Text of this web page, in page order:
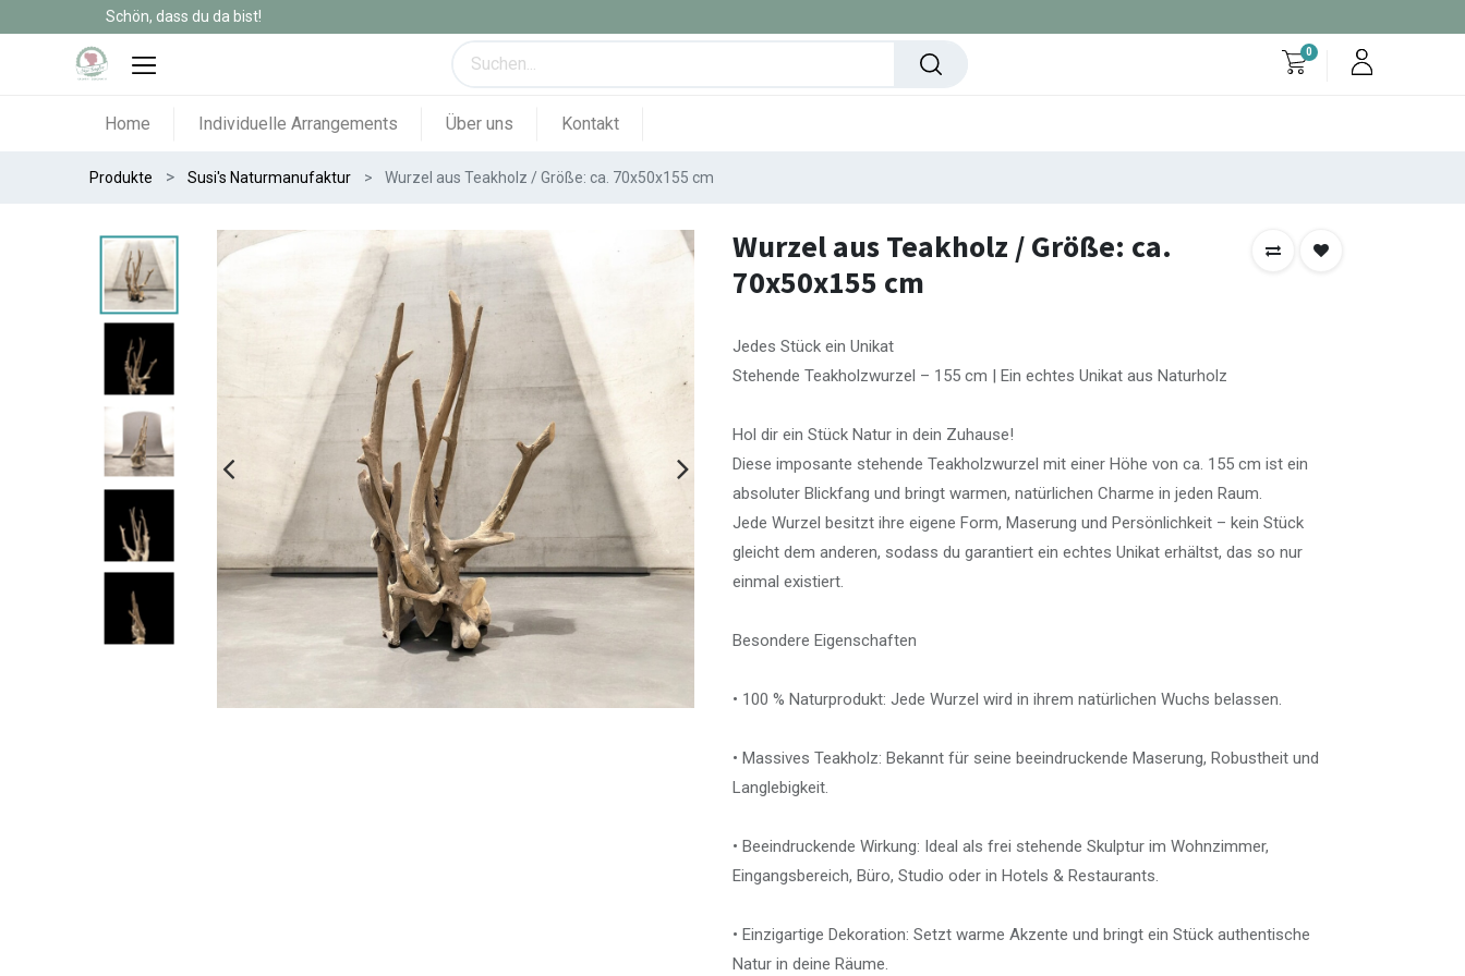
Schön, dass du da bist!
0
Home Individuelle Arrangements Über uns Kontakt
Produkte Susi's Naturmanufaktur Wurzel aus Teakholz / Größe: ca. 70x50x155 cm
Wurzel aus Teakholz / Größe: ca.
70x50x155 cm
Jedes Stück ein Unikat
Stehende Teakholzwurzel – 155 cm | Ein echtes Unikat aus Naturholz
Hol dir ein Stück Natur in dein Zuhause!
Diese imposante stehende Teakholzwurzel mit einer Höhe von ca. 155 cm ist ein
absoluter Blickfang und bringt warmen, natürlichen Charme in jeden Raum.
Jede Wurzel besitzt ihre eigene Form, Maserung und Persönlichkeit – kein Stück
gleicht dem anderen, sodass du garantiert ein echtes Unikat erhältst, das so nur
einmal existiert.
Besondere Eigenschaften
• 100 % Naturprodukt: Jede Wurzel wird in ihrem natürlichen Wuchs belassen.
• Massives Teakholz: Bekannt für seine beeindruckende Maserung, Robustheit und
Langlebigkeit.
• Beeindruckende Wirkung: Ideal als frei stehende Skulptur im Wohnzimmer,
Eingangsbereich, Büro, Studio oder in Hotels & Restaurants.
• Einzigartige Dekoration: Setzt warme Akzente und bringt ein Stück authentische
Natur in deine Räume.